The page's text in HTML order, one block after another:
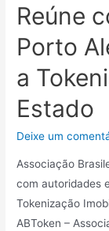
Reúne
Porto
a
Estado
Deixe um
Associação
com autoridades
Tokenização
ABToken –